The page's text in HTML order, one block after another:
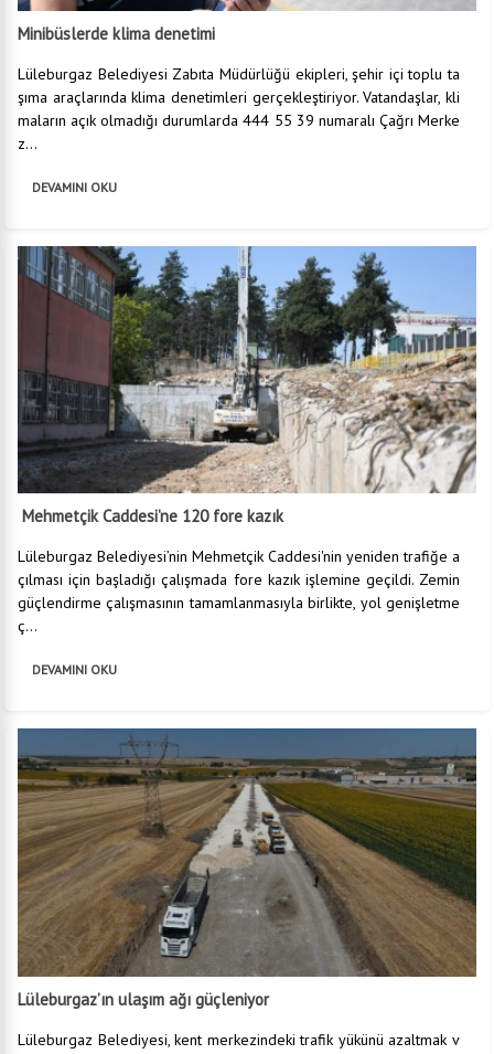
Minibüslerde klima denetimi
Lüleburgaz Belediyesi Zabıta Müdürlüğü ekipleri, şehir içi toplu ta
şıma araçlarında klima denetimleri gerçekleştiriyor. Vatandaşlar, kli
maların açık olmadığı durumlarda 444 55 39 numaralı Çağrı Merke
z...
DEVAMINI OKU
Mehmetçik Caddesi’ne 120 fore kazık
Lüleburgaz Belediyesi’nin Mehmetçik Caddesi'nin yeniden trafiğe a
çılması için başladığı çalışmada fore kazık işlemine geçildi. Zemin
güçlendirme çalışmasının tamamlanmasıyla birlikte, yol genişletme
ç...
DEVAMINI OKU
Lüleburgaz’ın ulaşım ağı güçleniyor
Lüleburgaz Belediyesi, kent merkezindeki trafik yükünü azaltmak v